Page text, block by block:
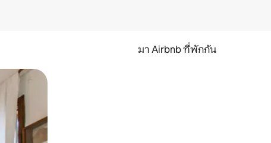
มา Airbnb ที่พักกัน